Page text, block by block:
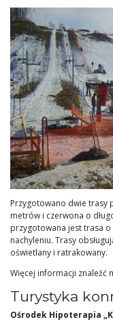
Przygotowano dwie trasy
metrów i czerwona o
przygotowana jest trasa o
nachyleniu. Trasy
oświetlany i ratrakowany.
Więcej informacji znaleźć
Turystyka
Ośrodek Hipoterapia